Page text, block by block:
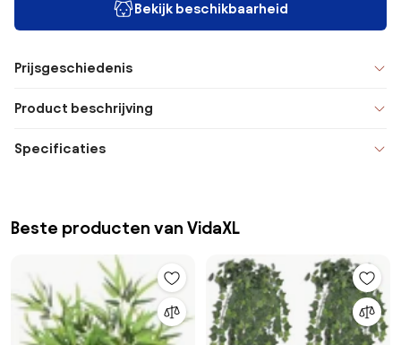
Bekijk beschikbaarheid
Prijsgeschiedenis
Product beschrijving
Specificaties
Beste producten van VidaXL